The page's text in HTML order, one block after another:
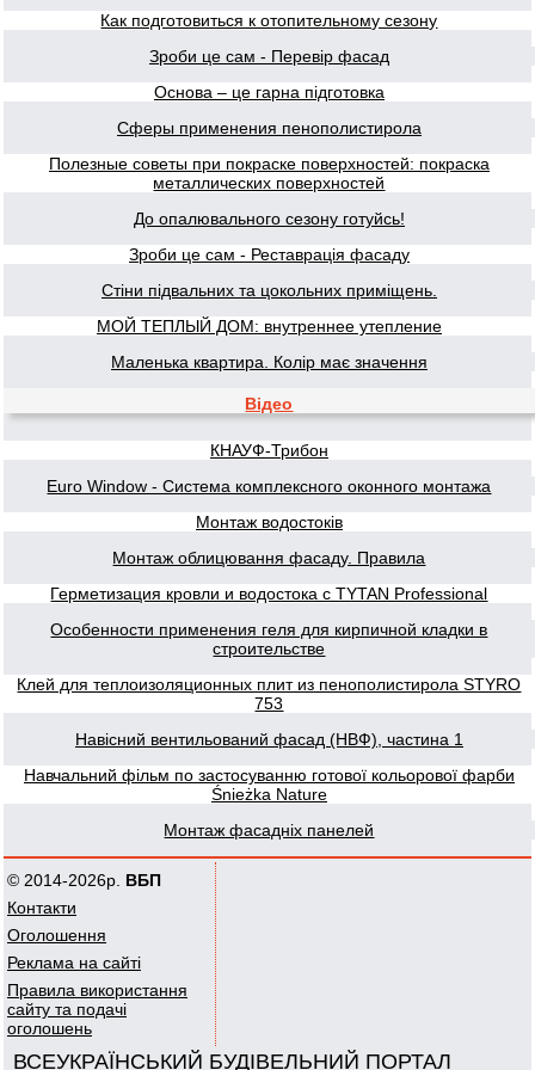
Как подготовиться к отопительному сезону
Зроби це сам - Перевір фасад
Основа – це гарна підготовка
Сферы применения пенополистирола
Полезные советы при покраске поверхностей: покраска
металлических поверхностей
До опалювального сезону готуйсь!
Зроби це сам - Реставрація фасаду
Стіни підвальних та цокольних приміщень.
МОЙ ТЕПЛЫЙ ДОМ: внутреннее утепление
Маленька квартира. Колір має значення
Відео
КНАУФ-Трибон
Euro Window - Система комплексного оконного монтажа
Монтаж водостоків
Монтаж облицювання фасаду. Правила
Герметизация кровли и водостока с TYTAN Professional
Особенности применения геля для кирпичной кладки в
строительстве
Клей для теплоизоляционных плит из пенополистирола STYRO
753
Навісний вентильований фасад (НВФ), частина 1
Навчальний фільм по застосуванню готової кольорової фарби
Śnieżka Nature
Монтаж фасадніх панелей
© 2014-2026р. ВБП
Контакти
Оголошення
Реклама на сайті
Правила використання
сайту та подачі
оголошень
ВСЕУКРАЇНСЬКИЙ БУДІВЕЛЬНИЙ ПОРТАЛ